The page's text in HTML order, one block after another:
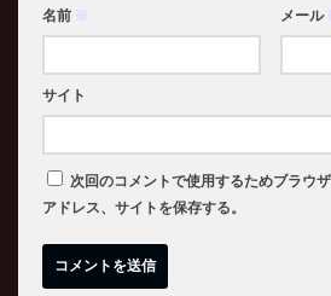
名前 ※ メール
サイト
次回のコメントで使用するためブラウ
アドレス、サイトを保存する。